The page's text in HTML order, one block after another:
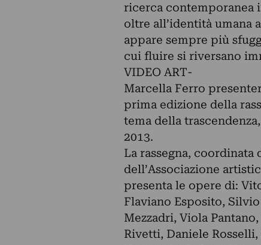
ricerca contemporanea
oltre all’identità umana
appare sempre più
cui fluire si riversano
VIDEO ART-
Marcella Ferro
prima edizione della
tema della
2013.
La rassegna, coordinata
dell’Associazione
presenta le opere di:
Flaviano Esposito,
Mezzadri, Viola
Rivetti, Daniele